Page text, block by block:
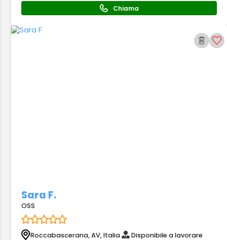
Chiama
Sara F.
OSS
Roccabascerana, AV, Italia Disponibile a lavorare